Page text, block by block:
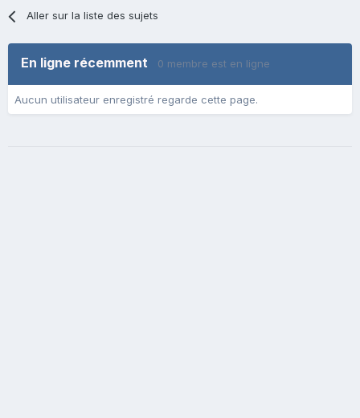
Aller sur la liste des sujets
En ligne récemment 0 membre est en ligne
Aucun utilisateur enregistré regarde cette page.